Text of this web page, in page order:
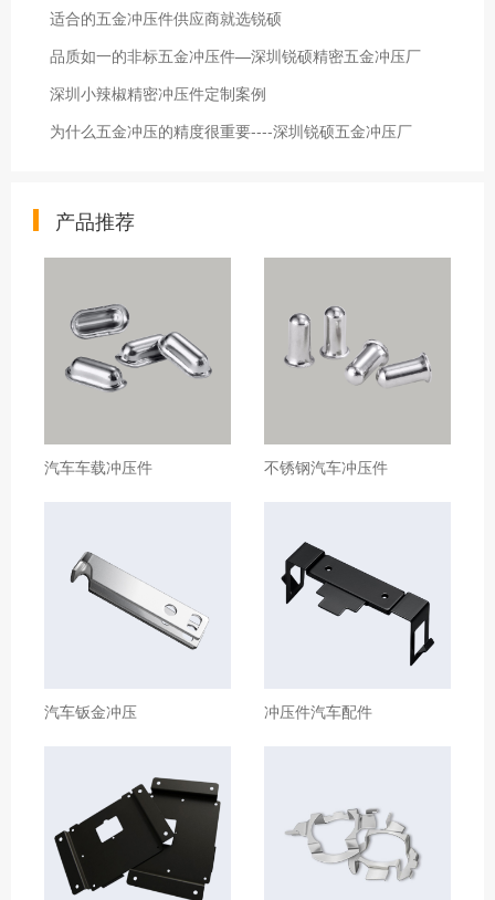
适合的五金冲压件供应商就选锐硕
品质如一的非标五金冲压件—深圳锐硕精密五金冲压厂
深圳小辣椒精密冲压件定制案例
为什么五金冲压的精度很重要----深圳锐硕五金冲压厂
产品推荐
汽车车载冲压件 不锈钢汽车冲压件
汽车钣金冲压 冲压件汽车配件